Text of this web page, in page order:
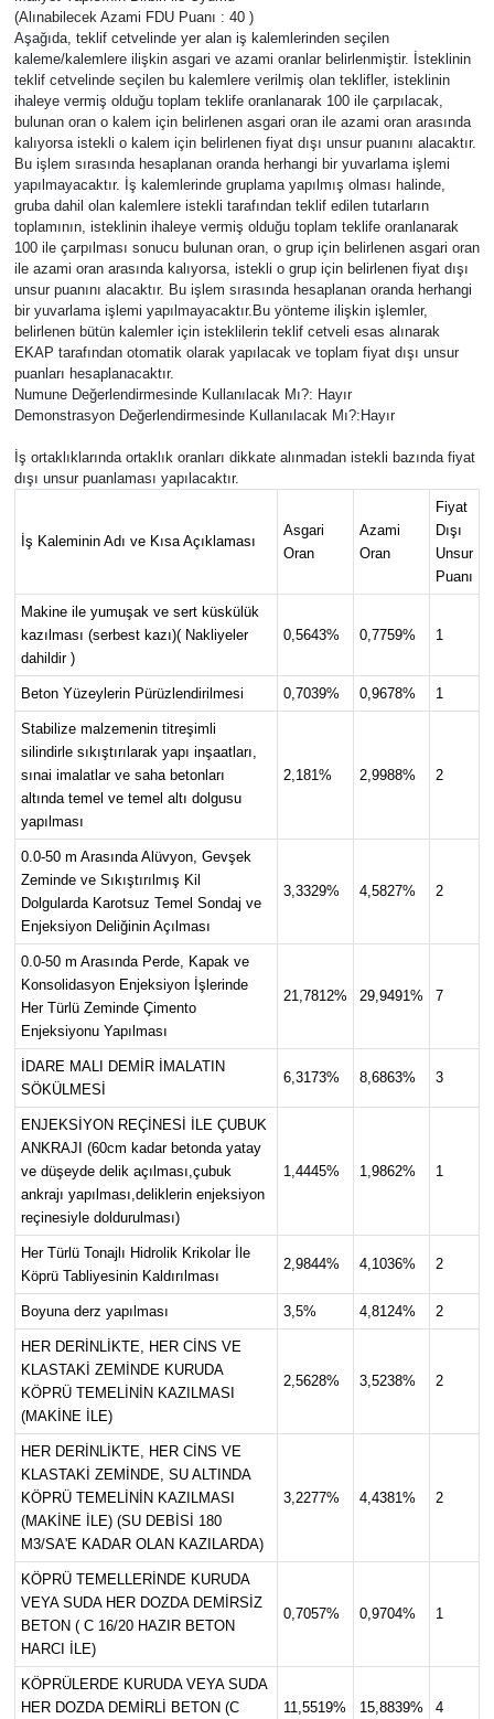
(Alınabilecek Azami FDU Puanı : 40 )
Aşağıda, teklif cetvelinde yer alan iş kalemlerinden seçilen
kaleme/kalemlere ilişkin asgari ve azami oranlar belirlenmiştir. İsteklinin
teklif cetvelinde seçilen bu kalemlere verilmiş olan teklifler, isteklinin
ihaleye vermiş olduğu toplam teklife oranlanarak 100 ile çarpılacak,
bulunan oran o kalem için belirlenen asgari oran ile azami oran arasında
kalıyorsa istekli o kalem için belirlenen fiyat dışı unsur puanını alacaktır.
Bu işlem sırasında hesaplanan oranda herhangi bir yuvarlama işlemi
yapılmayacaktır. İş kalemlerinde gruplama yapılmış olması halinde,
gruba dahil olan kalemlere istekli tarafından teklif edilen tutarların
toplamının, isteklinin ihaleye vermiş olduğu toplam teklife oranlanarak
100 ile çarpılması sonucu bulunan oran, o grup için belirlenen asgari oran
ile azami oran arasında kalıyorsa, istekli o grup için belirlenen fiyat dışı
unsur puanını alacaktır. Bu işlem sırasında hesaplanan oranda herhangi
bir yuvarlama işlemi yapılmayacaktır.Bu yönteme ilişkin işlemler,
belirlenen bütün kalemler için isteklilerin teklif cetveli esas alınarak
EKAP tarafından otomatik olarak yapılacak ve toplam fiyat dışı unsur
puanları hesaplanacaktır.
Numune Değerlendirmesinde Kullanılacak Mı?: Hayır
Demonstrasyon Değerlendirmesinde Kullanılacak Mı?:Hayır
İş ortaklıklarında ortaklık oranları dikkate alınmadan istekli bazında fiyat
dışı unsur puanlaması yapılacaktır.
İş Kaleminin Adı ve Kısa Açıklaması
Asgari
Oran
Azami
Oran
Fiyat
Dışı
Unsur
Puanı
Makine ile yumuşak ve sert küskülük
kazılması (serbest kazı)( Nakliyeler
dahildir )
0,5643% 0,7759% 1
Beton Yüzeylerin Pürüzlendirilmesi 0,7039% 0,9678% 1
Stabilize malzemenin titreşimli
silindirle sıkıştırılarak yapı inşaatları,
sınai imalatlar ve saha betonları
altında temel ve temel altı dolgusu
yapılması
2,181% 2,9988% 2
0.0-50 m Arasında Alüvyon, Gevşek
Zeminde ve Sıkıştırılmış Kil
Dolgularda Karotsuz Temel Sondaj ve
Enjeksiyon Deliğinin Açılması
3,3329% 4,5827% 2
0.0-50 m Arasında Perde, Kapak ve
Konsolidasyon Enjeksiyon İşlerinde
Her Türlü Zeminde Çimento
Enjeksiyonu Yapılması
21,7812% 29,9491% 7
İDARE MALI DEMİR İMALATIN
SÖKÜLMESİ
6,3173% 8,6863% 3
ENJEKSİYON REÇİNESİ İLE ÇUBUK
ANKRAJI (60cm kadar betonda yatay
ve düşeyde delik açılması,çubuk
ankrajı yapılması,deliklerin enjeksiyon
reçinesiyle doldurulması)
1,4445% 1,9862% 1
Her Türlü Tonajlı Hidrolik Krikolar İle
Köprü Tabliyesinin Kaldırılması
2,9844% 4,1036% 2
Boyuna derz yapılması 3,5% 4,8124% 2
HER DERİNLİKTE, HER CİNS VE
KLASTAKİ ZEMİNDE KURUDA
KÖPRÜ TEMELİNİN KAZILMASI
(MAKİNE İLE)
2,5628% 3,5238% 2
HER DERİNLİKTE, HER CİNS VE
KLASTAKİ ZEMİNDE, SU ALTINDA
KÖPRÜ TEMELİNİN KAZILMASI
(MAKİNE İLE) (SU DEBİSİ 180
M3/SA'E KADAR OLAN KAZILARDA)
3,2277% 4,4381% 2
KÖPRÜ TEMELLERİNDE KURUDA
VEYA SUDA HER DOZDA DEMİRSİZ
BETON ( C 16/20 HAZIR BETON
HARCI İLE)
0,7057% 0,9704% 1
KÖPRÜLERDE KURUDA VEYA SUDA
HER DOZDA DEMİRLİ BETON (C
11,5519% 15,8839% 4